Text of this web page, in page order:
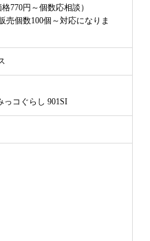
770円～個数応相談）
売個数100個～対応になりま
っコぐらし 901SI